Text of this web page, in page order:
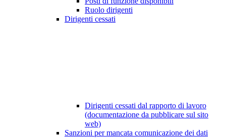
Ruolo dirigenti
Dirigenti cessati
Dirigenti cessati dal rapporto di lavoro
(documentazione da pubblicare sul sito
web)
Sanzioni per mancata comunicazione dei dati